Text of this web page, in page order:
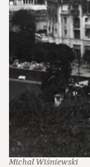
Michał Wiśniewski